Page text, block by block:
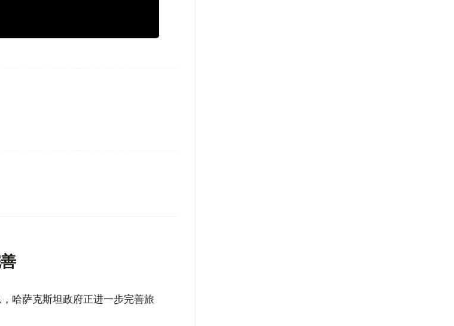
哈萨克斯坦政府正进一步完善旅